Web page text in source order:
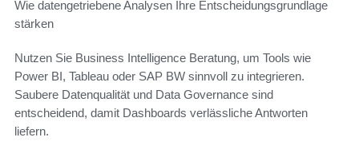
Wie datengetriebene Analysen Ihre Entscheidungsgrundlage
stärken
Nutzen Sie Business Intelligence Beratung, um Tools wie
Power BI, Tableau oder SAP BW sinnvoll zu integrieren.
Saubere Datenqualität und Data Governance sind
entscheidend, damit Dashboards verlässliche Antworten
liefern.